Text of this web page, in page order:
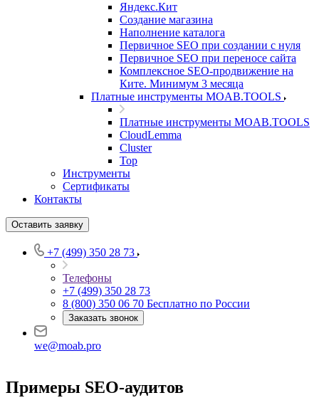
Яндекс.Кит
Создание магазина
Наполнение каталога
Первичное SEO при создании с нуля
Первичное SEO при переносе сайта
Комплексное SEO-продвижение на
Ките. Минимум 3 месяца
Платные инструменты MOAB.TOOLS
Платные инструменты MOAB.TOOLS
CloudLemma
Cluster
Top
Инструменты
Сертификаты
Контакты
Оставить заявку
+7 (499) 350 28 73
Телефоны
+7 (499) 350 28 73
8 (800) 350 06 70 Бесплатно по России
Заказать звонок
we@moab.pro
Примеры SEO-аудитов